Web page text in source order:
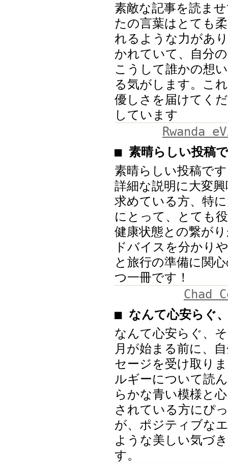
素敵な記事を読ま
たの言葉はとても
れるような力があ
かれていて、自分
こうして誰かの想
る気がします。こ
優しさを届けてく
しています
Rwanda
■ 素晴らしい投稿
素晴らしい投稿で
詳細な説明に大変
求めている方、特
にとって、とても
健康状態との繋が
ドバイスを分かり
と旅行の準備に関
つ一冊です！
Chad
■ なんて心安らぐ
なんて心安らぐ、
月が始まる前に、
セージを受け取り
ルギーについて読
らかな青い模様と
されている方にぴ
が、ポジティブな
ような美しい気づ
す。